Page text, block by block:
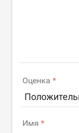
Оценка
Имя